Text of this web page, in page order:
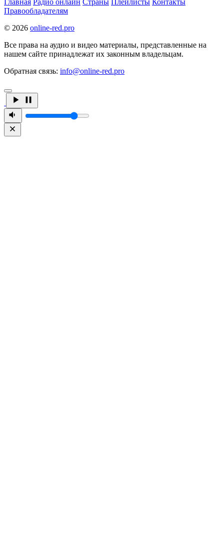
Главная Радио онлайн Страны Плейлисты Контакты
Правообладателям
© 2026 online-red.pro
Все права на аудио и видео материалы, представленные на
нашем сайте принадлежат их законным владельцам.
Обратная связь: info@online-red.pro